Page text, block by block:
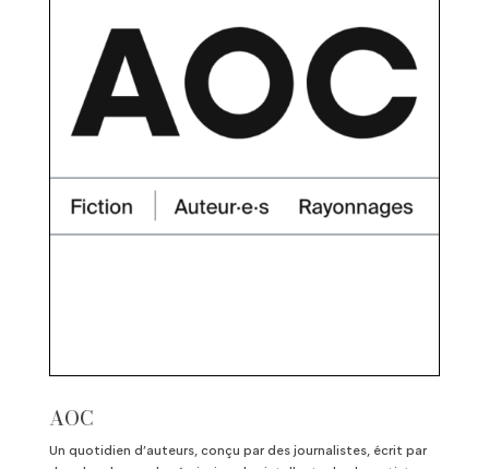
AOC
Un quotidien d’auteurs, conçu par des journalistes, écrit par